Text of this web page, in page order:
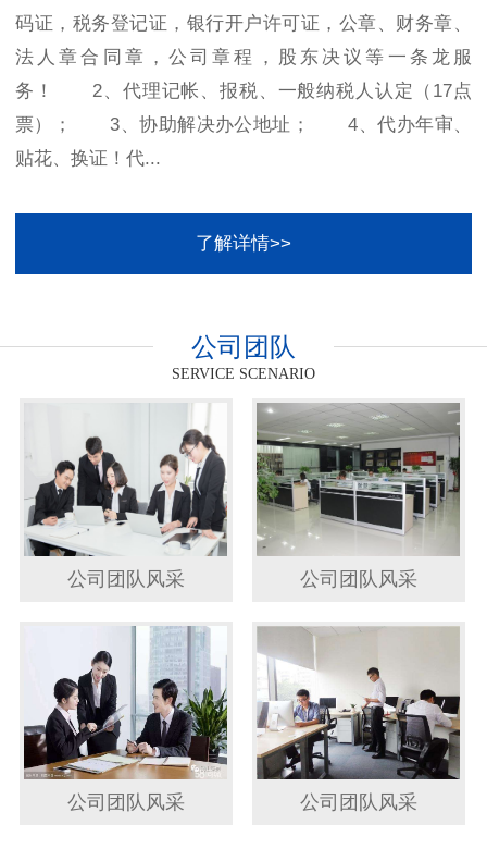
码证，税务登记证，银行开户许可证，公章、财务章、
法人章合同章，公司章程，股东决议等一条龙服
务！ 2、代理记帐、报税、一般纳税人认定（17点
票）； 3、协助解决办公地址； 4、代办年审、
贴花、换证！代...
了解详情>>
公司团队
SERVICE SCENARIO
公司团队风采 公司团队风采
公司团队风采 公司团队风采